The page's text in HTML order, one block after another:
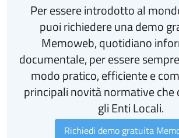
Per essere introdotto al
puoi richiedere una demo
Memoweb, quotidiano
documentale, per essere
modo pratico, efficiente e
principali novità normative che
gli Enti Locali.
Richiedi demo gratuita